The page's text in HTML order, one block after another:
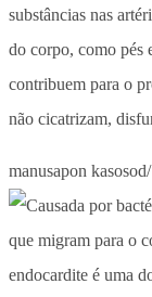
substâncias nas
do corpo, como pés
contribuem para o
não cicatrizam,
manusapon